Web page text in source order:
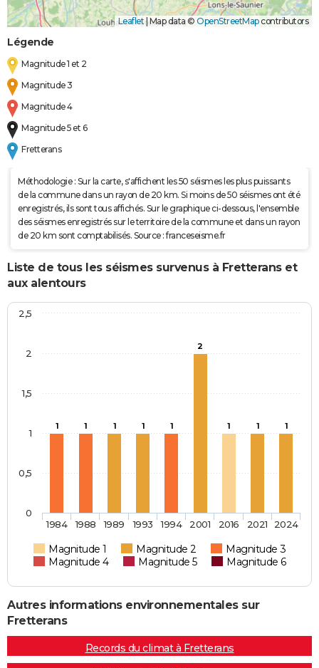
Leaflet|Map data © OpenStreetMapcontributors
Légende
Magnitude 1 et 2
Magnitude 3
Magnitude 4
Magnitude 5 et 6
Fretterans
Méthodologie : Sur la carte, s'affichent les 50 séismes les plus puissants
de la commune dans un rayon de 20 km. Si moins de 50 séismes ont été
enregistrés, ils sont tous affichés. Sur le graphique ci-dessous, l'ensemble
des séismes enregistrés sur le territoire de la commune et dans un rayon
de 20 km sont comptabilisés. Source : franceseisme.fr
Liste de tous les séismes survenus à Fretterans et
aux alentours
1 1 1 1 1
2
1 1 1
Magnitude 1 Magnitude 2
Magnitude 3
Magnitude 4
Magnitude 5 Magnitude 6
1984 1988 1989 1993 1994 2001 2016 2021 2024
0
0,5
1
1,5
2
2,5
Autres informations environnementales sur
Fretterans
Records du climat à Fretterans